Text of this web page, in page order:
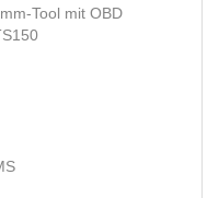
Tool mit OBD